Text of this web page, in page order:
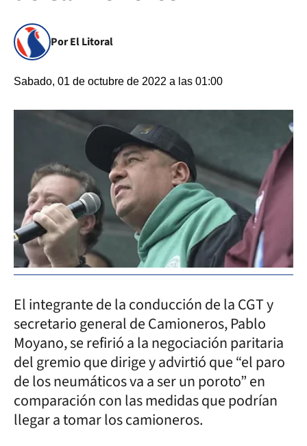
Por El Litoral
Sabado, 01 de octubre de 2022 a las 01:00
El integrante de la conducción de la CGT y
secretario general de Camioneros, Pablo
Moyano, se refirió a la negociación paritaria
del gremio que dirige y advirtió que “el paro
de los neumáticos va a ser un poroto” en
comparación con las medidas que podrían
llegar a tomar los camioneros.